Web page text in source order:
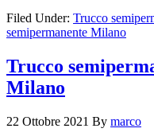
Filed Under: Trucco
semipermanente Milano
Trucco
Milano
22 Ottobre 2021 By marco